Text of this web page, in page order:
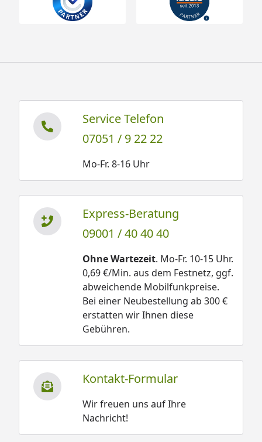
Service Telefon
07051 / 9 22 22
Mo-Fr. 8-16 Uhr
Express-Beratung
09001 / 40 40 40
Ohne Wartezeit. Mo-Fr. 10-15 Uhr.
0,69 €/Min. aus dem Festnetz, ggf.
abweichende Mobilfunkpreise.
Bei einer Neubestellung ab 300 €
erstatten wir Ihnen diese
Gebühren.
Kontakt-Formular
Wir freuen uns auf Ihre
Nachricht!